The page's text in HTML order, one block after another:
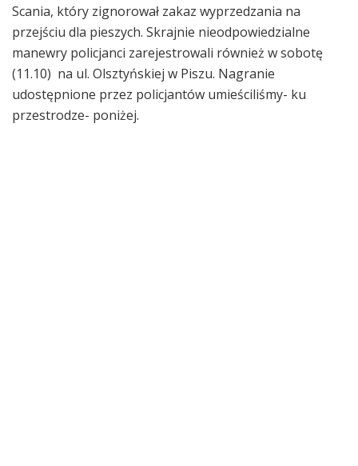
Scania, który zignorował zakaz wyprzedzania na
przejściu dla pieszych. Skrajnie nieodpowiedzialne
manewry policjanci zarejestrowali również w sobotę
(11.10) na ul. Olsztyńskiej w Piszu. Nagranie
udostępnione przez policjantów umieściliśmy- ku
przestrodze- poniżej.